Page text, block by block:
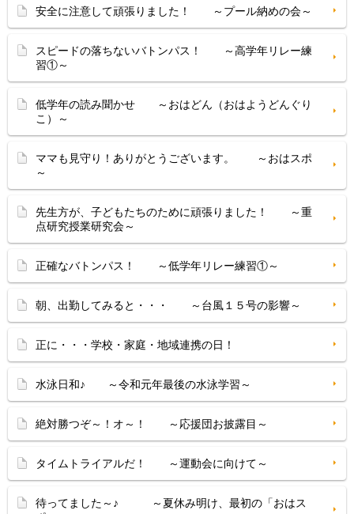
安全に注意して頑張りました！ ～プール納めの会～
スピードの落ちないバトンパス！ ～高学年リレー練
習①～
低学年の読み聞かせ ～おはどん（おはようどんぐり
こ）～
ママも見守り！ありがとうございます。 ～おはスポ
～
先生方が、子どもたちのために頑張りました！ ～重
点研究授業研究会～
正確なバトンパス！ ～低学年リレー練習①～
朝、出勤してみると・・・ ～台風１５号の影響～
正に・・・学校・家庭・地域連携の日！
水泳日和♪ ～令和元年最後の水泳学習～
絶対勝つぞ～！オ～！ ～応援団お披露目～
タイムトライアルだ！ ～運動会に向けて～
待ってました～♪ ～夏休み明け、最初の「おはス